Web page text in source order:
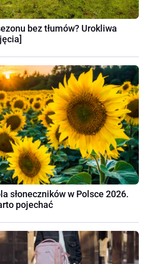
bez tłumów? Urokliwa
słoneczników w Polsce 2026.
pojechać